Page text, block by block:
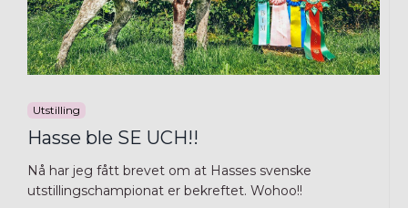
Utstilling
Hasse ble SE UCH!!
Nå har jeg fått brevet om at Hasses svenske
utstillingschampionat er bekreftet. Wohoo!!⁠